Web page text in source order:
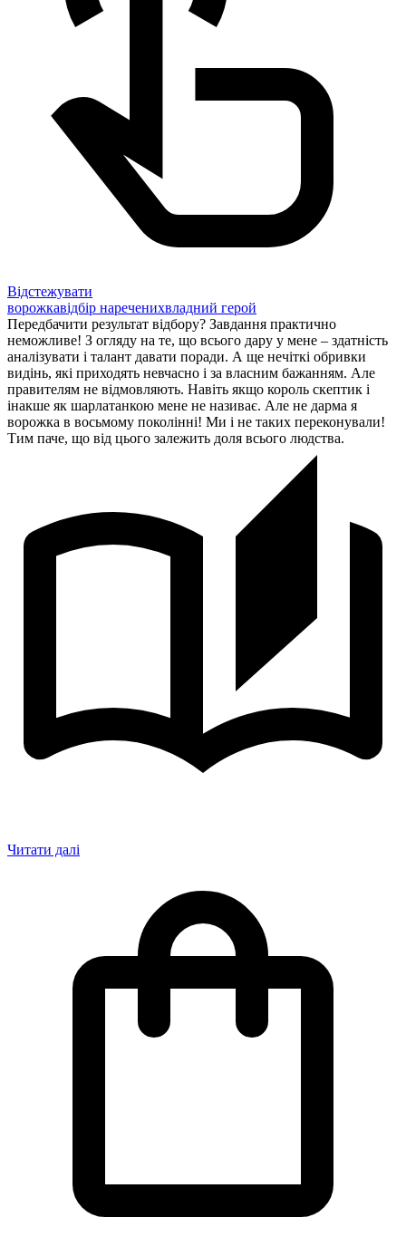
Відстежувати
ворожкавідбір нареченихвладний герой
Передбачити результат відбору? Завдання практично
неможливе! З огляду на те, що всього дару у мене – здатність
аналізувати і талант давати поради. А ще нечіткі обривки
видінь, які приходять невчасно і за власним бажанням. Але
правителям не відмовляють. Навіть якщо король скептик і
інакше як шарлатанкою мене не називає. Але не дарма я
ворожка в восьмому поколінні! Ми і не таких переконували!
Тим паче, що від цього залежить доля всього людства.
Читати далі